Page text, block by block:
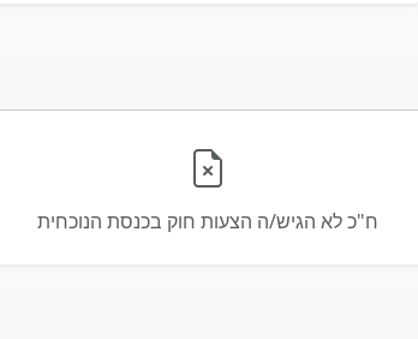
ח"כ לא הגיש/ה הצעות חוק בכנסת הנוכחית